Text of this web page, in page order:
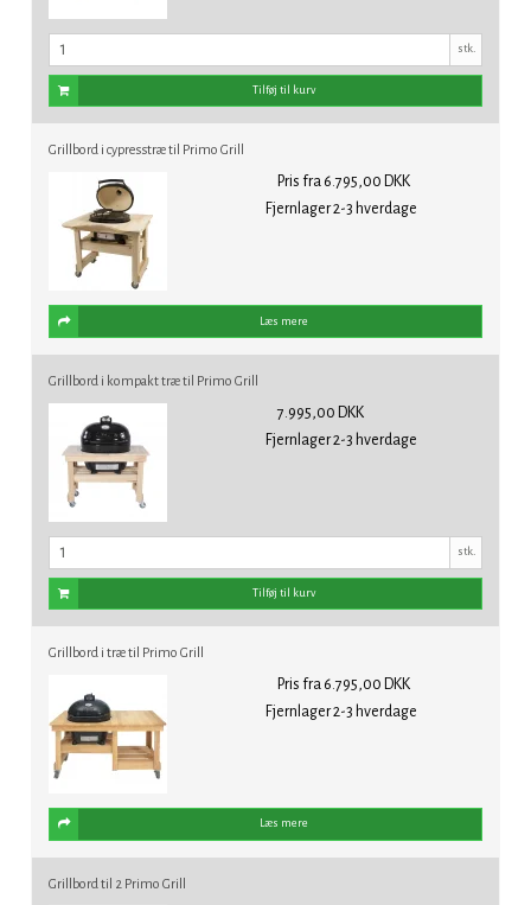
stk.
Tilføj til kurv
Grillbord i cypresstræ til Primo Grill
Pris fra 6.795,00 DKK
Fjernlager 2-3 hverdage
Læs mere
Grillbord i kompakt træ til Primo Grill
7.995,00 DKK
Fjernlager 2-3 hverdage
stk.
Tilføj til kurv
Grillbord i træ til Primo Grill
Pris fra 6.795,00 DKK
Fjernlager 2-3 hverdage
Læs mere
Grillbord til 2 Primo Grill